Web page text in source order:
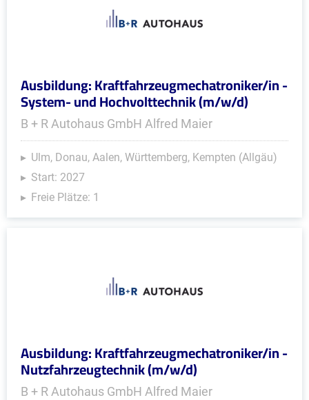
Ausbildung: Kraftfahrzeugmechatroniker/in -
System- und Hochvolttechnik (m/w/d)
B + R Autohaus GmbH Alfred Maier
Ulm, Donau, Aalen, Württemberg, Kempten (Allgäu)
Start: 2027
Freie Plätze: 1
Ausbildung: Kraftfahrzeugmechatroniker/in -
Nutzfahrzeugtechnik (m/w/d)
B + R Autohaus GmbH Alfred Maier